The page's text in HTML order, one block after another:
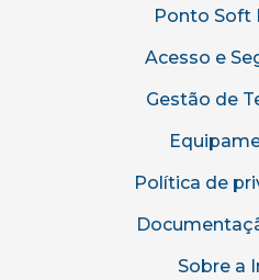
Ponto Soft
Acesso e
Gestão de
Política de
Sobre a